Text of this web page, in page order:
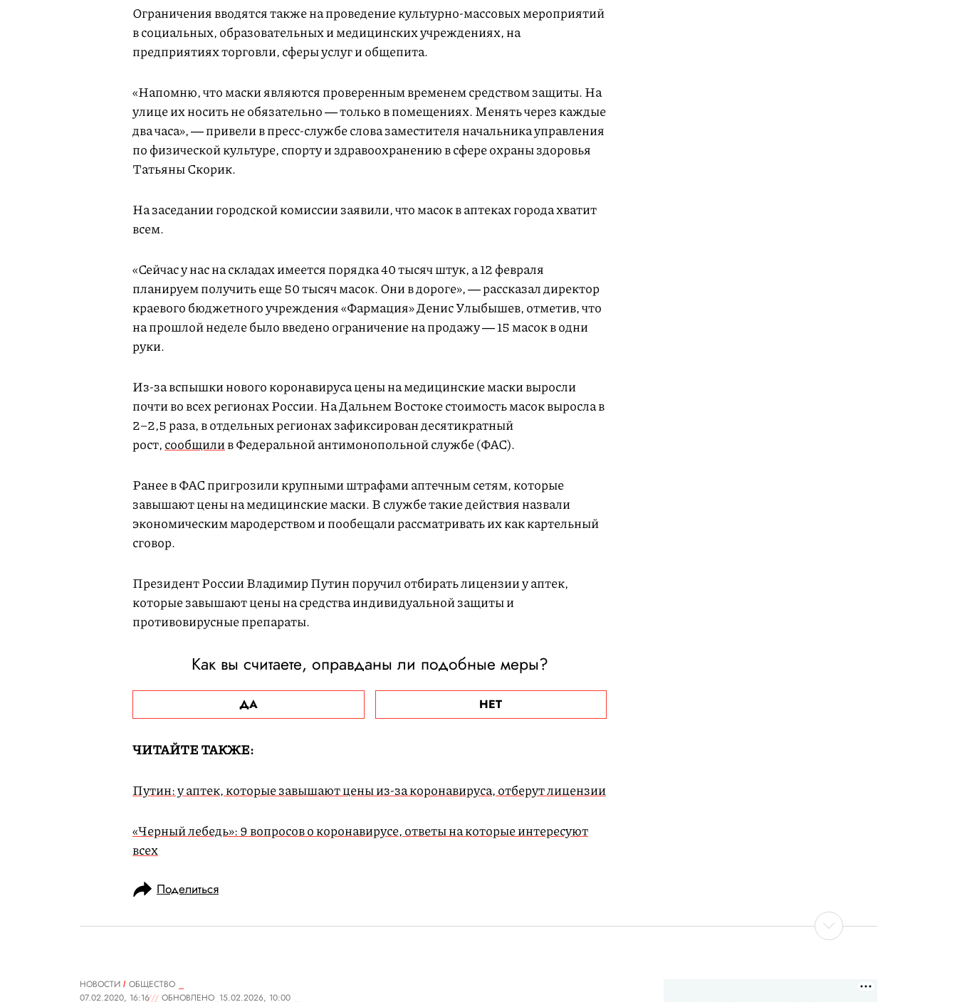
Ограничения вводятся также на проведение культурно-массовых мероприятий
в социальных, образовательных и медицинских учреждениях, на
предприятиях торговли, сферы услуг и общепита.
«Напомню, что маски являются проверенным временем средством защиты. На
улице их носить не обязательно ― только в помещениях. Менять через каждые
два часа», ― привели в пресс-службе слова заместителя начальника управления
по физической культуре, спорту и здравоохранению в сфере охраны здоровья
Татьяны Скорик.
На заседании городской комиссии заявили, что масок в аптеках города хватит
всем.
«Сейчас у нас на складах имеется порядка 40 тысяч штук, а 12 февраля
планируем получить еще 50 тысяч масок. Они в дороге», ― рассказал директор
краевого бюджетного учреждения «Фармация» Денис Улыбышев, отметив, что
на прошлой неделе было введено ограничение на продажу ― 15 масок в одни
руки.
Из-за вспышки нового коронавируса цены на медицинские маски выросли
почти во всех регионах России. На Дальнем Востоке стоимость масок выросла в
2–2,5 раза, в отдельных регионах зафиксирован десятикратный
рост,сообщилив Федеральной антимонопольной службе (ФАС).
Ранее в ФАС пригрозили крупными штрафами аптечным сетям, которые
завышают цены на медицинские маски. В службе такие действия назвали
экономическим мародерством и пообещали рассматривать их как картельный
сговор.
Президент России Владимир Путин поручил отбирать лицензии у аптек,
которые завышают цены на средства индивидуальной защиты и
противовирусные препараты.
Как вы считаете, оправданы ли подобные меры?
ДА НЕТ
ЧИТАЙТЕ ТАКЖЕ:
Путин: у аптек, которые завышают цены из-за коронавируса, отберут лицензии
«Черный лебедь»: 9 вопросов о коронавирусе, ответы на которые интересуют
всех
Поделиться
НОВОСТИ
ОБЩЕСТВО
07.02.2020, 16:16
ОБНОВЛЕНО 15.02.2026, 10:00